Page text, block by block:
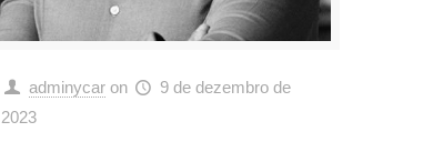
adminycar on
9 de dezembro de
2023